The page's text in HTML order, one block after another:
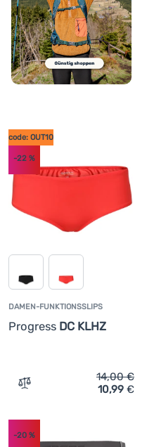
Smartwool Women's
Puma Elements Sport
DAMEN-FUNKTIONSSLIPS
Progress DC KLHZ
code: OUT10
-22%
Zum Vergleich 'Damen-
14,00€
10,99 €
-20%